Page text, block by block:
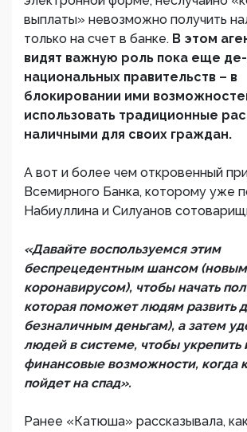
выплаты» невозможно получить
только на счет в банке. В этом
видят важную роль пока еще
национальных правительств – в
блокировании ими
использовать традиционные
наличными для своих граждан.
А вот и более чем откровенный
Всемирного Банка, которому уже
Набиуллина и Силуанов
«Давайте воспользуемся этим
беспрецедентным шансом (новым
коронавирусом), чтобы начать
которая поможет людям развить
безналичным деньгам), а затем
людей в системе, чтобы укрепить
финансовые возможности, когда
пойдет на спад».
Ранее «Катюша» рассказывала,